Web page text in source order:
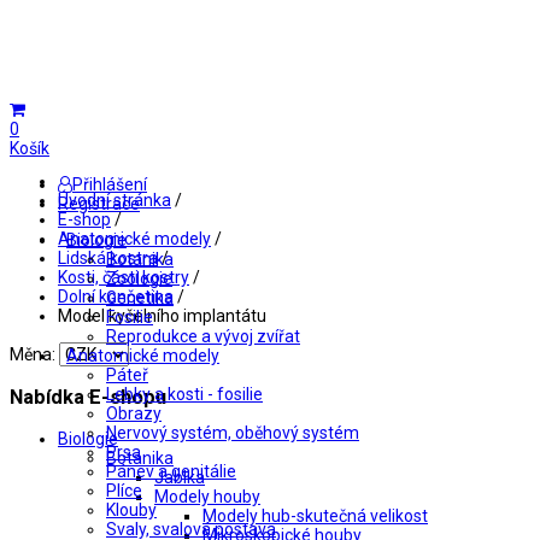
0
Košík
Přihlášení
Registrace
Biologie
Botanika
Zoologie
Genetika
Fosilie
Reprodukce a vývoj zvířat
Anatomické modely
Páteř
Lebky a kosti - fosilie
Obrazy
Nervový systém, oběhový systém
Prsa
Pánev a genitálie
Plíce
Klouby
Svaly, svalová postava
Úvodní stránka /
E-shop /
Anatomické modely/
Lidská kostra/
Kosti, části kostry/
Dolní končetina /
Model kyčelního implantátu
Měna:
Nabídka E-shopu
Biologie
Botanika
Jablka
Modely houby
Modely hub-skutečná velikost
Mikroskopické houby